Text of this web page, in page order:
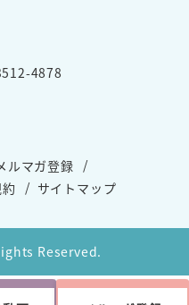
4878
ルマガ登録
サイトマップ
Reserved.